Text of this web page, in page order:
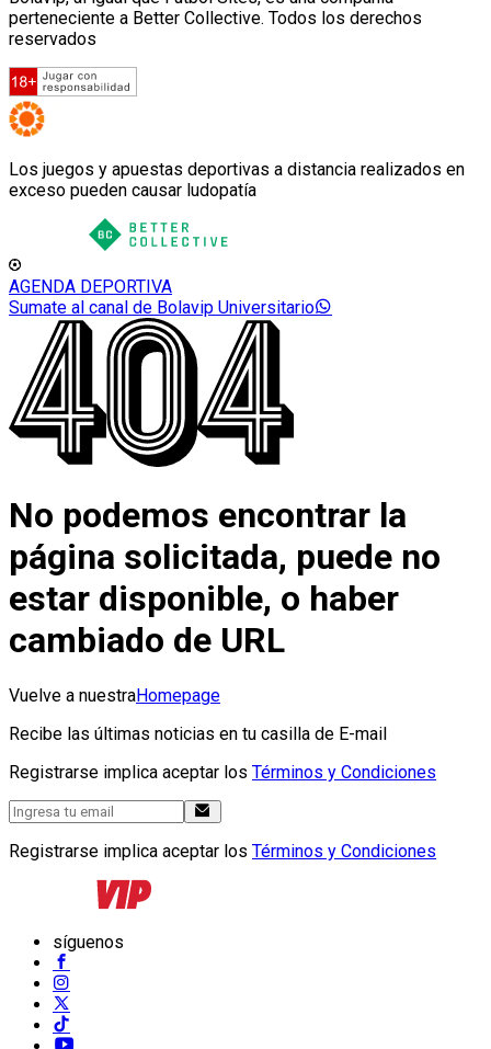
perteneciente a Better Collective. Todos los derechos
reservados
Los juegos y apuestas deportivas a distancia realizados en
exceso pueden causar ludopatía
AGENDA DEPORTIVA
Sumate al canal de Bolavip Universitario
No podemos encontrar la
página solicitada, puede no
estar disponible, o haber
cambiado de URL
Vuelve a nuestraHomepage
Recibe las últimas noticias en tu casilla de E-mail
Registrarse implica aceptar los Términos y Condiciones
Registrarse implica aceptar los Términos y Condiciones
síguenos